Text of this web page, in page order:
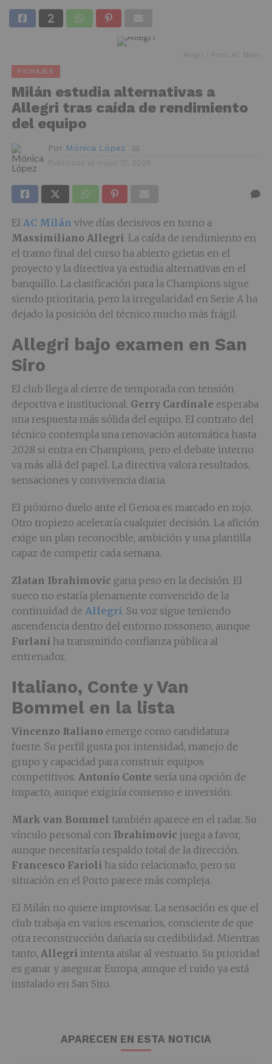
Allegri / Foto: AC Milán
FICHAJES
Milán estudia alternativas a
Allegri tras caída de rendimiento
del equipo
Por Mónica López
El AC Milán vive días decisivos en torno a
Massimiliano Allegri. La caída de rendimiento en
el tramo final del curso ha abierto grietas en el
proyecto y la directiva ya estudia alternativas en el
banquillo. La clasificación para la Champions sigue
siendo prioritaria, pero la irregularidad en Serie A ha
dejado la posición del técnico mucho más frágil.
Allegri bajo examen en San
Siro
El club llega al cierre de temporada con tensión
deportiva e institucional. Gerry Cardinale esperaba
una respuesta más sólida del equipo. El contrato del
técnico contempla una renovación automática hasta
2028 si entra en Champions, pero el debate interno
va más allá del papel. La directiva valora resultados,
sensaciones y convivencia diaria.
El próximo duelo ante el Genoa es marcado en rojo.
Otro tropiezo aceleraría cualquier decisión. La afición
exige un plan reconocible, ambición y una plantilla
capaz de competir cada semana.
Zlatan Ibrahimovic gana peso en la decisión. El
sueco no estaría plenamente convencido de la
continuidad de Allegri. Su voz sigue teniendo
ascendencia dentro del entorno rossonero, aunque
Furlani ha transmitido confianza pública al
entrenador.
Italiano, Conte y Van
Bommel en la lista
Vincenzo Italianoemerge como candidatura
fuerte. Su perfil gusta por intensidad, manejo de
grupo y capacidad para construir equipos
competitivos. Antonio Conte sería una opción de
impacto, aunque exigiría consenso e inversión.
Mark van Bommel también aparece en el radar. Su
vínculo personal con Ibrahimovic juega a favor,
aunque necesitaría respaldo total de la dirección.
Francesco Farioli ha sido relacionado, pero su
situación en el Porto parece más compleja.
El Milán no quiere improvisar. La sensación es que el
club trabaja en varios escenarios, consciente de que
otra reconstrucción dañaría su credibilidad. Mientras
tanto, Allegri intenta aislar al vestuario. Su prioridad
es ganar y asegurar Europa, aunque el ruido ya está
instalado en San Siro.
APARECEN EN ESTA NOTICIA